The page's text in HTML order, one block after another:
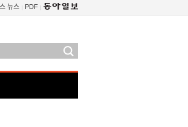
뉴스 PDF